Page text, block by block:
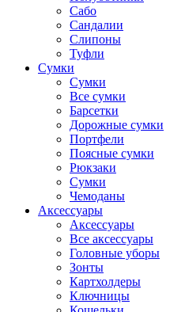
Сабо
Сандалии
Слипоны
Туфли
Сумки
Сумки
Все сумки
Барсетки
Дорожные сумки
Портфели
Поясные сумки
Рюкзаки
Сумки
Чемоданы
Аксессуары
Аксессуары
Все аксессуары
Головные уборы
Зонты
Картхолдеры
Ключницы